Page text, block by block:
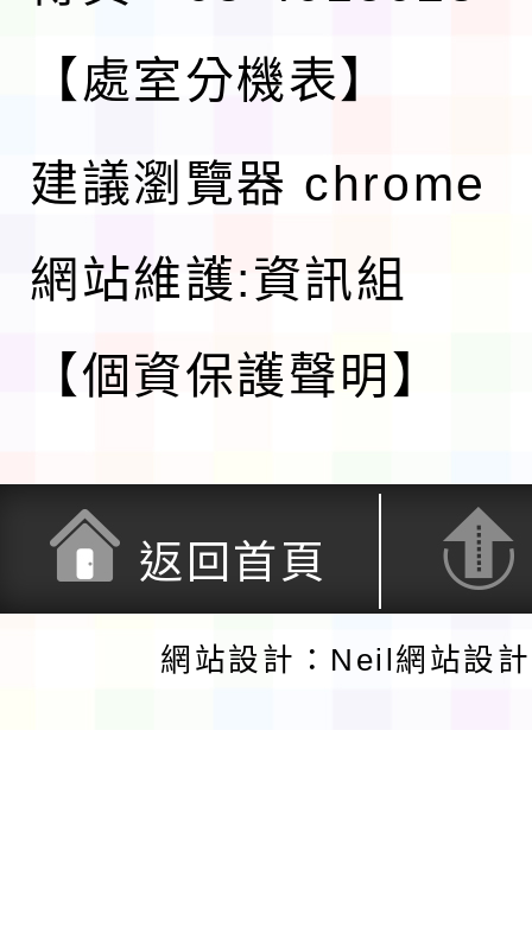
【處室分機表】
建議瀏覽器 chrome
網站維護:資訊組
【個資保護聲明】
返回首頁
網站設計：Neil網站設